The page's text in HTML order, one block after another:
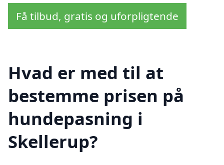
Få tilbud, gratis og uforpligtende
Hvad er med til at
bestemme prisen på
hundepasning i
Skellerup?